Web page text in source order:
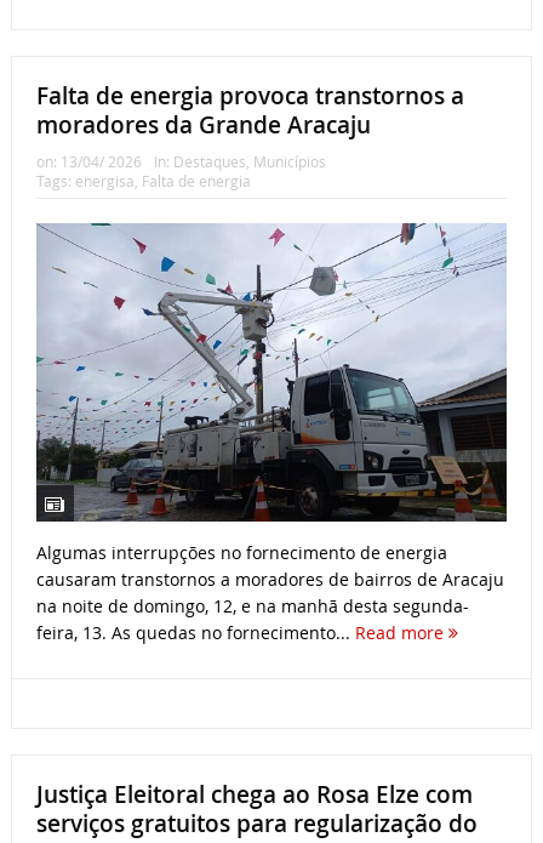
Falta de energia provoca transtornos a
moradores da Grande Aracaju
on: 13/04/ 2026 In: Destaques, Municípios
Tags: energisa, Falta de energia
Algumas interrupções no fornecimento de energia
causaram transtornos a moradores de bairros de Aracaju
na noite de domingo, 12, e na manhã desta segunda-
feira, 13. As quedas no fornecimento... Read more
Justiça Eleitoral chega ao Rosa Elze com
serviços gratuitos para regularização do